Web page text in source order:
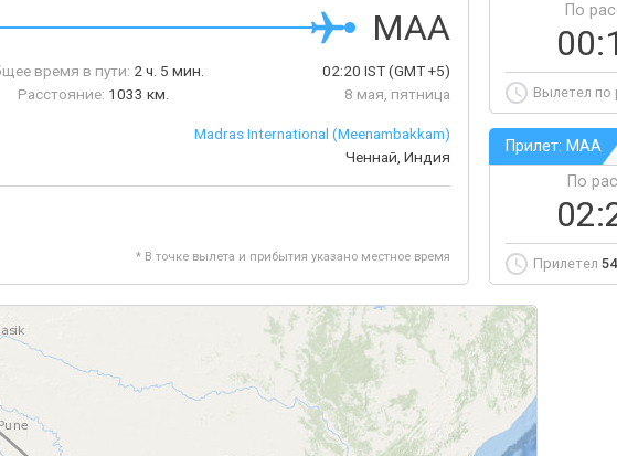
MAA
время в пути: 2 ч. 5 мин.
Расстояние: 1033 км.
02:20IST(GMT +5)
8 мая, пятница
Madras International (Meenambakkam)
Ченнай, Индия
* В точке вылета и прибытия указано местное время
По
Вылетел по
Прилет: MAA
По
Прилетел